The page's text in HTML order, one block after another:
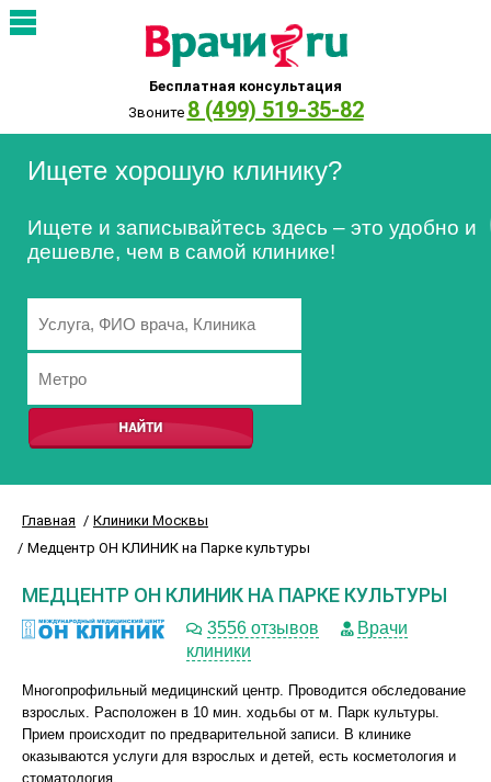
Бесплатная консультация
Звоните 8 (499) 519-35-82
Ищете хорошую клинику?
Ищете и записывайтесь здесь – это удобно и
дешевле, чем в самой клинике!
Главная
Клиники Москвы
Медцентр ОН КЛИНИК на Парке культуры
МЕДЦЕНТР ОН КЛИНИК НА ПАРКЕ КУЛЬТУРЫ
3556 отзывов
Врачи
клиники
Многопрофильный медицинский центр. Проводится обследование
взрослых. Расположен в 10 мин. ходьбы от м. Парк культуры.
Прием происходит по предварительной записи. В клинике
оказываются услуги для взрослых и детей, есть косметология и
стоматология.